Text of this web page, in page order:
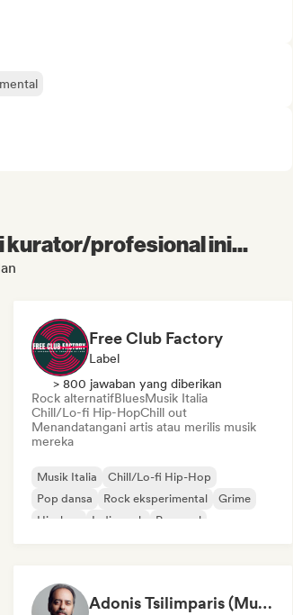
kurator/profesional ini...
Free Club Factory
Label
> 800 jawaban yang diberikan
Rock alternatifBluesMusik Italia
Chill/Lo-fi Hip-HopChill out
Menandatangani artis atau merilis musik
mereka
Musik Italia
Chill/Lo-fi Hip-Hop
Pop dansa
Rock eksperimental
Grime
Hip-hop
Indie rock Pop soul
Adonis Tsilimparis (Music Supervisor)